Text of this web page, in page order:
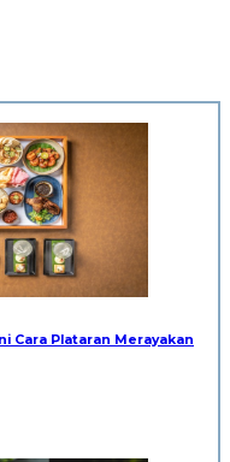
Cara Plataran Merayakan